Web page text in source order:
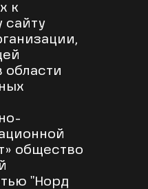
к
сайту
области
общество
"Норд